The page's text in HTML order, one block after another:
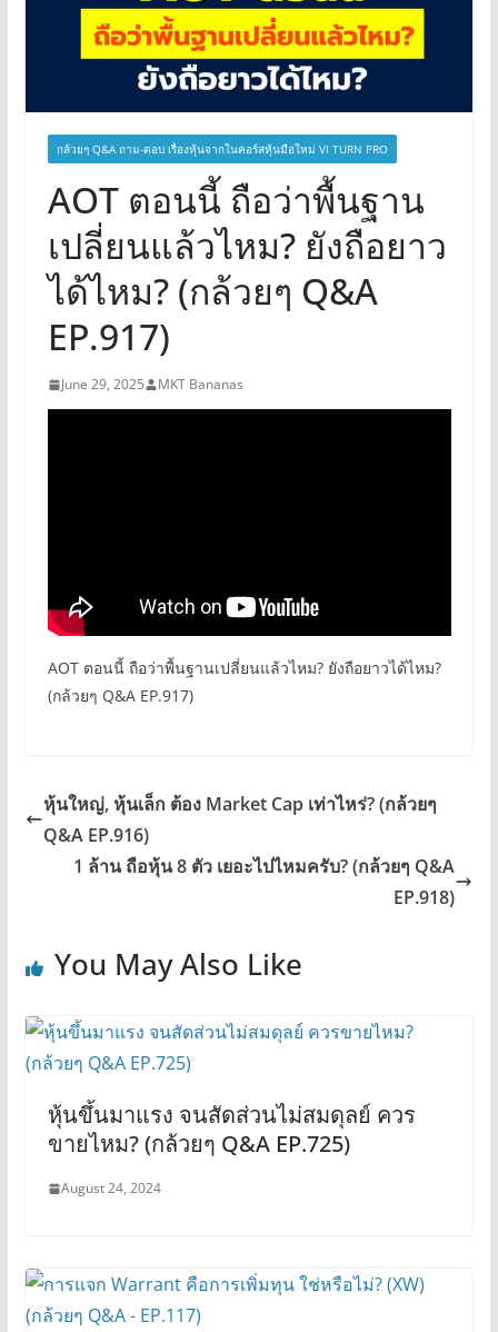
กล้วยๆ Q&A ถาม-ตอบ เรื่องหุ้นจากในคอร์สหุ้นมือใหม่ VI TURN PRO
AOT ตอนนี้ ถือว่าพื้นฐาน
เปลี่ยนแล้วไหม? ยังถือยาว
ได้ไหม? (กล้วยๆ Q&A
EP.917)
June 29, 2025 MKT Bananas
AOT ตอนนี้ ถือว่าพื้นฐานเปลี่ยนแล้วไหม? ยังถือยาวได้ไหม?
(กล้วยๆ Q&A EP.917)
หุ้นใหญ่, หุ้นเล็ก ต้อง Market Cap เท่าไหร่? (กล้วยๆ
Q&A EP.916)
1 ล้าน ถือหุ้น 8 ตัว เยอะไปไหมครับ? (กล้วยๆ Q&A
EP.918)
You May Also Like
หุ้นขึ้นมาแรง จนสัดส่วนไม่สมดุลย์ ควร
ขายไหม? (กล้วยๆ Q&A EP.725)
August 24, 2024